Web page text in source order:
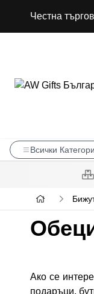
Честна
Всички
Ако се
подаръци,